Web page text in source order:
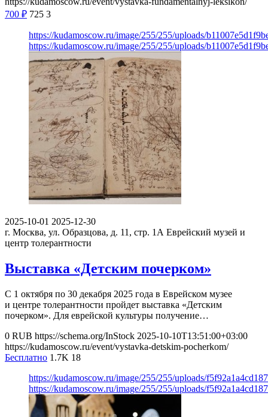
700 ₽ 725 3
https://kudamoscow.ru/image/255/255/uploads/
https://kudamoscow.ru/image/255/255/uploads/
2025-10-01 2025-12-30
г. Москва, ул. Образцова, д. 11, стр. 1А Еврейский музей и
центр толерантности
Выставка «Детским почерком»
С 1 октября по 30 декабря 2025 года в Еврейском музее
и центре толерантности пройдет выставка «Детским
почерком». Для еврейской культуры получение…
0 RUB https://schema.org/InStock 2025-10-10T13:51:00+03:00
https://kudamoscow.ru/event/vystavka-detskim-pocherkom/
Бесплатно 1.7K 18
https://kudamoscow.ru/image/255/255/uploads/
https://kudamoscow.ru/image/255/255/uploads/